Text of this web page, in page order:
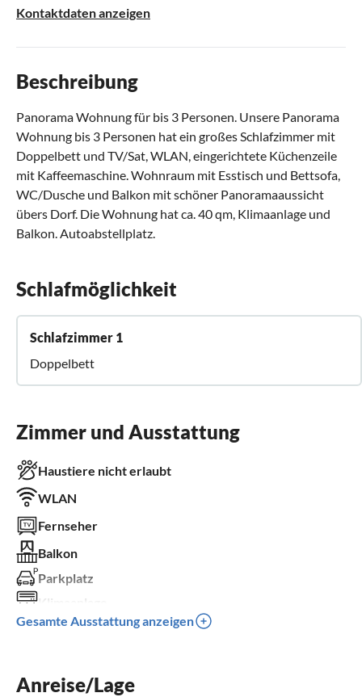
Kontaktdaten anzeigen
Beschreibung
Panorama Wohnung für bis 3 Personen. Unsere Panorama
Wohnung bis 3 Personen hat ein großes Schlafzimmer mit
Doppelbett und TV/Sat, WLAN, eingerichtete Küchenzeile
mit Kaffeemaschine. Wohnraum mit Esstisch und Bettsofa,
WC/Dusche und Balkon mit schöner Panoramaaussicht
übers Dorf. Die Wohnung hat ca. 40 qm, Klimaanlage und
Balkon. Autoabstellplatz.
Schlafmöglichkeit
Schlafzimmer 1
Doppelbett
Zimmer und Ausstattung
Haustiere nicht erlaubt
WLAN
Fernseher
Balkon
Parkplatz
Klimaanlage
Kinder willkommen
Gesamte Ausstattung anzeigen
Anreise/Lage